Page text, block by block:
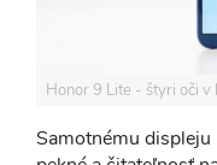
Honor 9 Lite - štyri oči v
Samotnému